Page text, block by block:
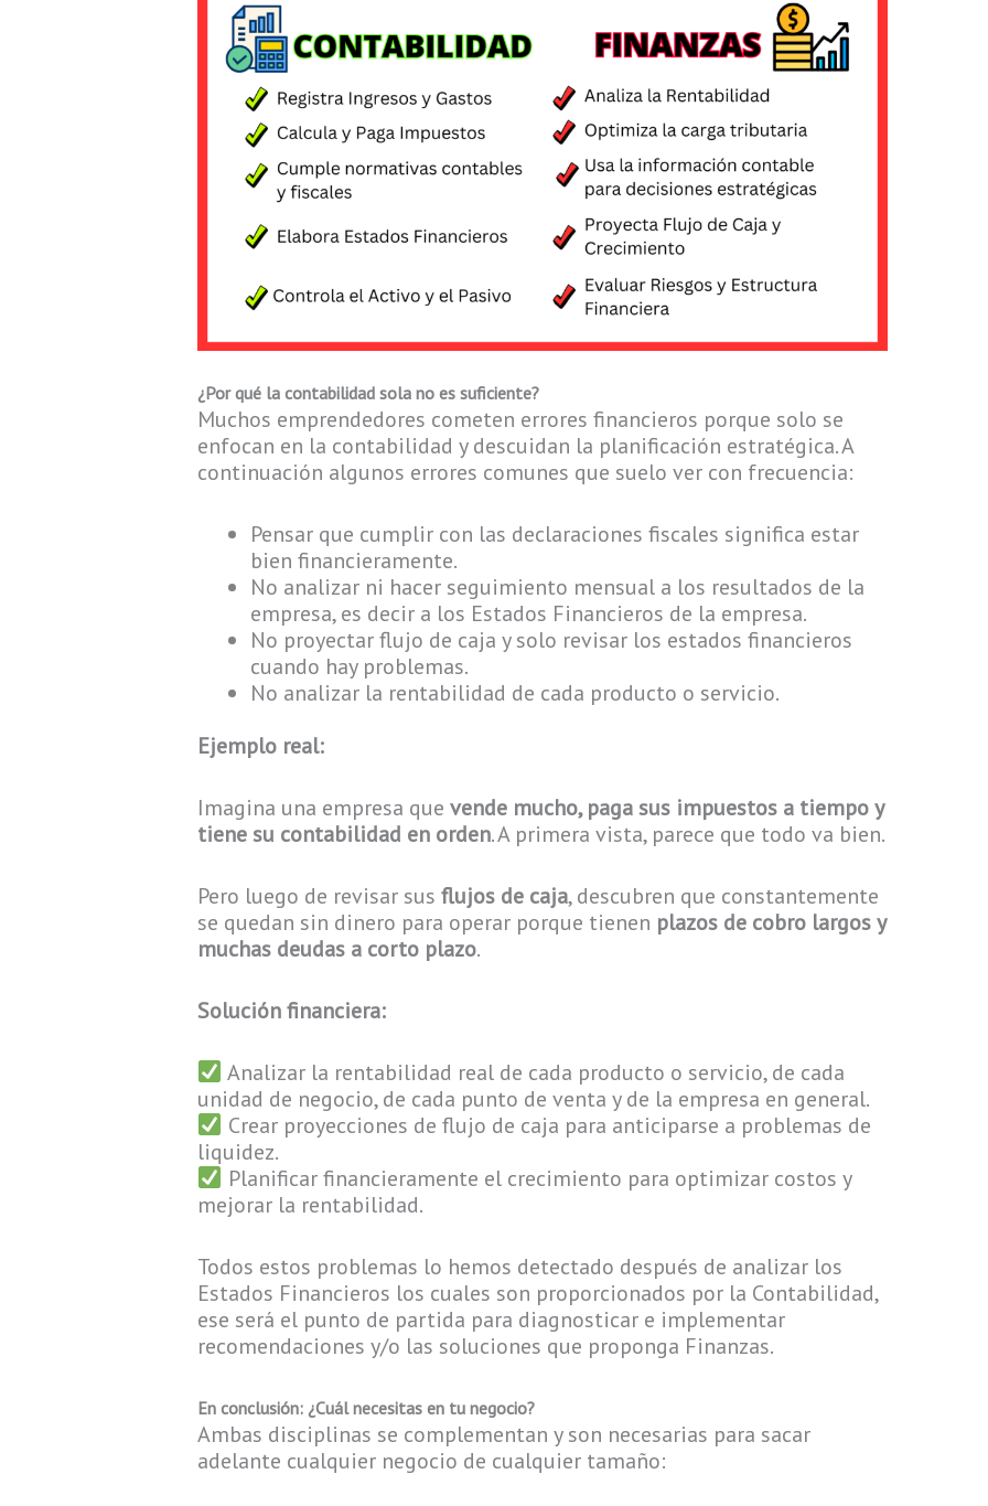
¿Por qué la contabilidad sola no es suficiente?
Muchos emprendedores cometen errores financieros porque solo se
enfocan en la contabilidad y descuidan la planificación estratégica. A
continuación algunos errores comunes que suelo ver con frecuencia:
Pensar que cumplir con las declaraciones fiscales significa estar
bien financieramente.
No analizar ni hacer seguimiento mensual a los resultados de la
empresa, es decir a los Estados Financieros de la empresa.
No proyectar flujo de caja y solo revisar los estados financieros
cuando hay problemas.
No analizar la rentabilidad de cada producto o servicio.
Ejemplo real:
Imagina una empresa que vende mucho, paga sus impuestos a tiempo y
tiene su contabilidad en orden. A primera vista, parece que todo va bien.
Pero luego de revisar sus flujos de caja, descubren que constantemente
se quedan sin dinero para operar porque tienen plazos de cobro largos y
muchas deudas a corto plazo.
Solución financiera:
Analizar la rentabilidad real de cada producto o servicio, de cada
unidad de negocio, de cada punto de venta y de la empresa en general.
Crear proyecciones de flujo de caja para anticiparse a problemas de
liquidez.
Planificar financieramente el crecimiento para optimizar costos y
mejorar la rentabilidad.
Todos estos problemas lo hemos detectado después de analizar los
Estados Financieros los cuales son proporcionados por la Contabilidad,
ese será el punto de partida para diagnosticar e implementar
recomendaciones y/o las soluciones que proponga Finanzas.
En conclusión: ¿Cuál necesitas en tu negocio?
Ambas disciplinas se complementan y son necesarias para sacar
adelante cualquier negocio de cualquier tamaño: